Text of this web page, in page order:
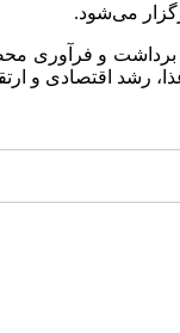
می‌شود.
بهبود برداشت و
رشد اقتصادی و